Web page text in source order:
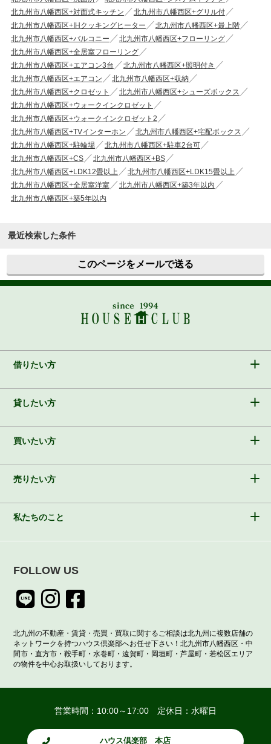
北九州市八幡西区+対面式キッチン
北九州市八幡西区+グリル付
北九州市八幡西区+IHクッキングヒーター
北九州市八幡西区+最上階
北九州市八幡西区+バルコニー
北九州市八幡西区+フローリング
北九州市八幡西区+全居室フローリング
北九州市八幡西区+エアコン3台
北九州市八幡西区+照明付き
北九州市八幡西区+エアコン
北九州市八幡西区+収納
北九州市八幡西区+クロゼット
北九州市八幡西区+シューズボックス
北九州市八幡西区+ウォークインクロゼット
北九州市八幡西区+ウォークインクロゼット2
北九州市八幡西区+TVインターホン
北九州市八幡西区+宅配ボックス
北九州市八幡西区+駐輪場
北九州市八幡西区+駐車2台可
北九州市八幡西区+CS
北九州市八幡西区+BS
北九州市八幡西区+LDK12畳以上
北九州市八幡西区+LDK15畳以上
北九州市八幡西区+全居室洋室
北九州市八幡西区+築3年以内
北九州市八幡西区+築5年以内
最近検索した条件
このページをメールで送る
借りたい方
貸したい方
買いたい方
売りたい方
私たちのこと
FOLLOW US
北九州の不動産・賃貸・売買・買取に関するご相談は北九州に複数店舗の
ネットワークを持つハウス倶楽部へお任せ下さい！北九州市八幡西区・中
間市・直方市・鞍手町・水巻町・遠賀町・岡垣町・芦屋町・若松区エリア
の物件を中心お取扱いしております。
営業時間：10:00～17:00 定休日：水曜日
ハウス倶楽部 本店